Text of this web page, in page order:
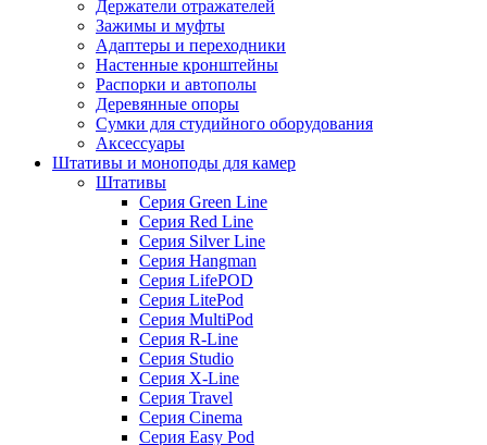
Держатели отражателей
Зажимы и муфты
Адаптеры и переходники
Настенные кронштейны
Распорки и автополы
Деревянные опоры
Сумки для студийного оборудования
Аксессуары
Штативы и моноподы для камер
Штативы
Серия Green Line
Серия Red Line
Серия Silver Line
Серия Hangman
Серия LifePOD
Серия LitePod
Серия MultiPod
Серия R-Line
Серия Studio
Серия X-Line
Серия Travel
Серия Cinema
Серия Easy Pod